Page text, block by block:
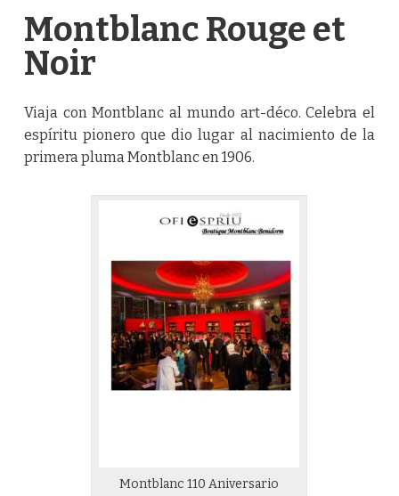
Montblanc Rouge et
Noir
Viaja con Montblanc al mundo art-déco. Celebra el
espíritu pionero que dio lugar al nacimiento de la
primera pluma Montblanc en 1906.
Montblanc 110 Aniversario